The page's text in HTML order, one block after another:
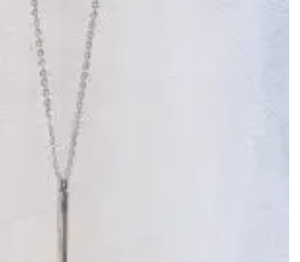
BAGUES
KARMA Argent